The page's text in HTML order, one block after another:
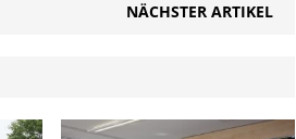
NÄCHSTER ARTIKEL